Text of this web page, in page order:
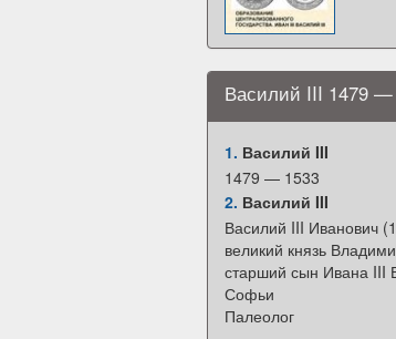
Василий III 1479 —
1. Василий III
1479 — 1533
2. Василий III
Василий III Иванович
великий князь
старший сын Ивана III
Софьи
Палеолог